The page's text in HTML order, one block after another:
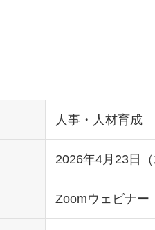
人事・人材育成
2026年4月23日
Zoomウェビナー